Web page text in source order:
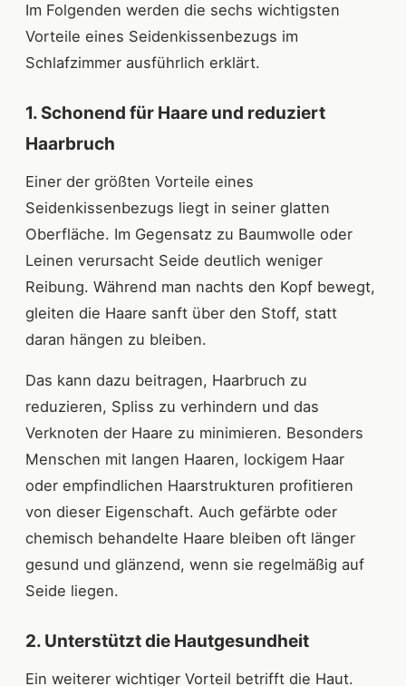
Im Folgenden werden die sechs wichtigsten
Vorteile eines Seidenkissenbezugs im
Schlafzimmer ausführlich erklärt.
1. Schonend für Haare und reduziert
Haarbruch
Einer der größten Vorteile eines
Seidenkissenbezugs liegt in seiner glatten
Oberfläche. Im Gegensatz zu Baumwolle oder
Leinen verursacht Seide deutlich weniger
Reibung. Während man nachts den Kopf bewegt,
gleiten die Haare sanft über den Stoff, statt
daran hängen zu bleiben.
Das kann dazu beitragen, Haarbruch zu
reduzieren, Spliss zu verhindern und das
Verknoten der Haare zu minimieren. Besonders
Menschen mit langen Haaren, lockigem Haar
oder empfindlichen Haarstrukturen profitieren
von dieser Eigenschaft. Auch gefärbte oder
chemisch behandelte Haare bleiben oft länger
gesund und glänzend, wenn sie regelmäßig auf
Seide liegen.
2. Unterstützt die Hautgesundheit
Ein weiterer wichtiger Vorteil betrifft die Haut.